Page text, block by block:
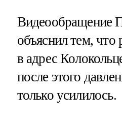
Видеообращение
объяснил тем, что
в адрес
после этого
только усилилось.